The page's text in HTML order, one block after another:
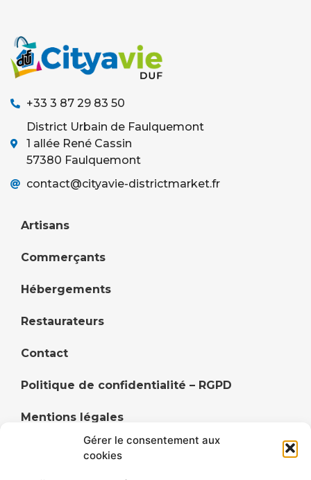
Gérer le consentement aux
cookies
+33 3 87 29 83 50
District Urbain de Faulquemont
1 allée René Cassin
57380 Faulquemont
contact@cityavie-districtmarket.fr
Artisans
Commerçants
Hébergements
Restaurateurs
Contact
Politique de confidentialité – RGPD
Mentions légales
Politique de cookies (UE)